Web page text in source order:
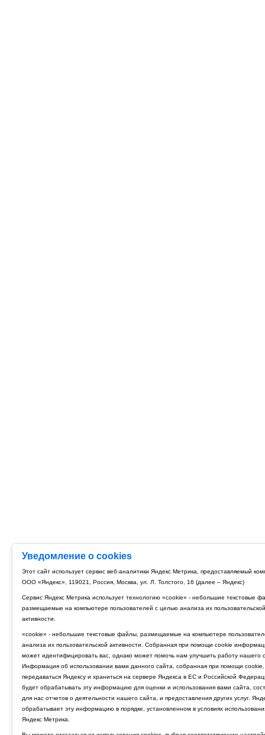
Уведомление о cookies
Этот сайт использует сервис веб-аналитики Яндекс Метрика, предоставляемый
ООО «Яндекс», 119021, Россия, Москва, ул. Л. Толстого, 16 (далее – Яндекс)
Сервис Яндекс Метрика использует технологию «cookie» - небольшие текстовые
размещаемые на компьютере пользователей с целью анализа их пользовательской
активности.
«cookie» - небольшие текстовые файлы, размещаемые на компьютере
анализа их пользовательской активности. Собранная при помощи cookie
может идентифицировать вас, однако может помочь нам улучшить работу нашего
Информация об использовании вами данного сайта, собранная при помощи cookie,
передаваться Яндексу и храниться на сервере Яндекса в ЕС и Российской
будет обрабатывать эту информацию для оценки и использования вами сайта,
для нас отчетов о деятельности нашего сайта, и предоставления других услуг.
обрабатывает эту информацию в порядке, установленном в условиях
Яндекс Метрика.